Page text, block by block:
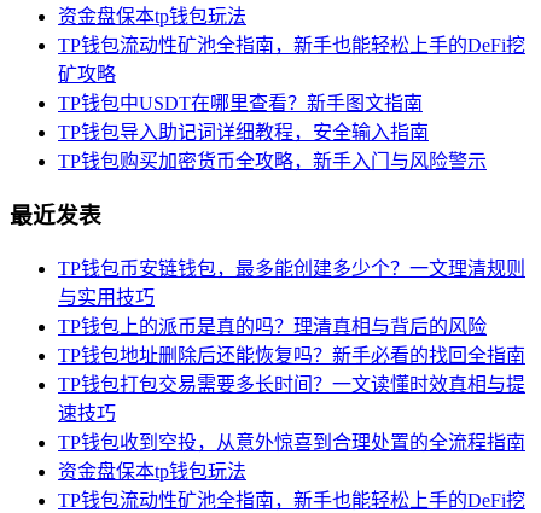
资金盘保本tp钱包玩法
TP钱包流动性矿池全指南，新手也能轻松上手的DeFi挖
矿攻略
TP钱包中USDT在哪里查看？新手图文指南
TP钱包导入助记词详细教程，安全输入指南
TP钱包购买加密货币全攻略，新手入门与风险警示
最近发表
TP钱包币安链钱包，最多能创建多少个？一文理清规则
与实用技巧
TP钱包上的派币是真的吗？理清真相与背后的风险
TP钱包地址删除后还能恢复吗？新手必看的找回全指南
TP钱包打包交易需要多长时间？一文读懂时效真相与提
速技巧
TP钱包收到空投，从意外惊喜到合理处置的全流程指南
资金盘保本tp钱包玩法
TP钱包流动性矿池全指南，新手也能轻松上手的DeFi挖